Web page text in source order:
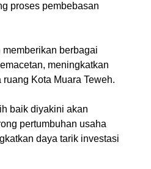
proses pembebasan
berbagai
meningkatkan
Kota Muara Teweh.
baik diyakini akan
pertumbuhan usaha
daya tarik investasi